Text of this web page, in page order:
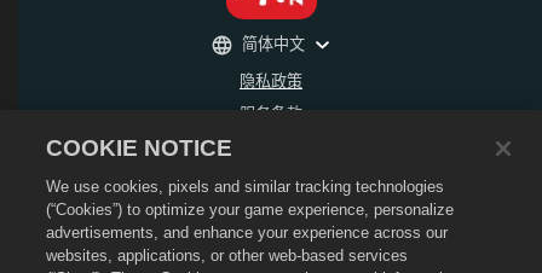
隐私政策
服务条款
不得出售或分享我的个人信息
退款政策
Cookie政策
商店支持
简体中文
COOKIE NOTICE
We use cookies, pixels and similar tracking technologies
(“Cookies”) to optimize your game experience, personalize
advertisements, and enhance your experience across our
websites, applications, or other web-based services